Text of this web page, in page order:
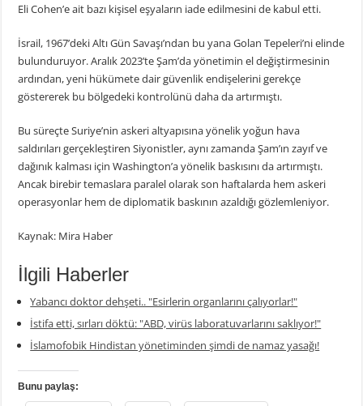
Eli Cohen’e ait bazı kişisel eşyaların iade edilmesini de kabul etti.
İsrail, 1967’deki Altı Gün Savaşı’ndan bu yana Golan Tepeleri’ni elinde
bulunduruyor. Aralık 2023’te Şam’da yönetimin el değiştirmesinin
ardından, yeni hükümete dair güvenlik endişelerini gerekçe
göstererek bu bölgedeki kontrolünü daha da artırmıştı.
Bu süreçte Suriye’nin askeri altyapısına yönelik yoğun hava
saldırıları gerçekleştiren Siyonistler, aynı zamanda Şam’ın zayıf ve
dağınık kalması için Washington’a yönelik baskısını da artırmıştı.
Ancak birebir temaslara paralel olarak son haftalarda hem askeri
operasyonlar hem de diplomatik baskının azaldığı gözlemleniyor.
Kaynak: Mira Haber
İlgili Haberler
Yabancı doktor dehşeti.. "Esirlerin organlarını çalıyorlar!"
İstifa etti, sırları döktü: "ABD, virüs laboratuvarlarını saklıyor!"
İslamofobik Hindistan yönetiminden şimdi de namaz yasağı!
Bunu paylaş: